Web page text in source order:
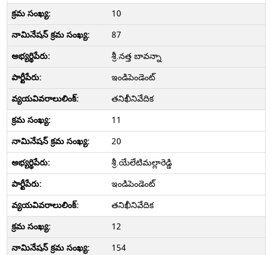
10
87
శ్రీ.నత్త బావన్నా
ఇండిపెండెంట్
తనిఖీనివేదిక
11
20
శ్రీ.యేలేటిమల్లారెడ్డి
ఇండిపెండెంట్
తనిఖీనివేదిక
12
154